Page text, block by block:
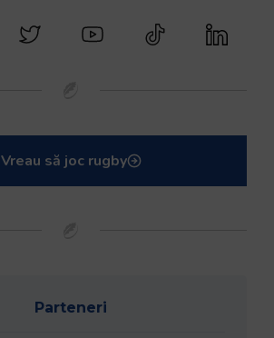
Vreau să joc rugby
Parteneri